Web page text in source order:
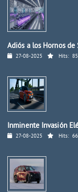
Adiós a los Hornos de
27-08-2025 Hits:
Inminente Invasión
27-08-2025 Hits: